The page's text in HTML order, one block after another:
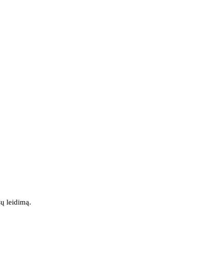
leidimą.